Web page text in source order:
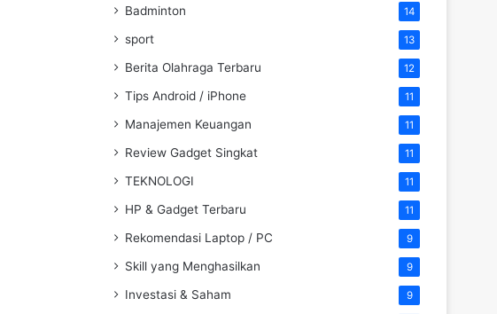
Badminton 14
sport 13
Berita Olahraga Terbaru 12
Tips Android / iPhone 11
Manajemen Keuangan 11
Review Gadget Singkat 11
TEKNOLOGI 11
HP & Gadget Terbaru 11
Rekomendasi Laptop / PC 9
Skill yang Menghasilkan 9
Investasi & Saham 9